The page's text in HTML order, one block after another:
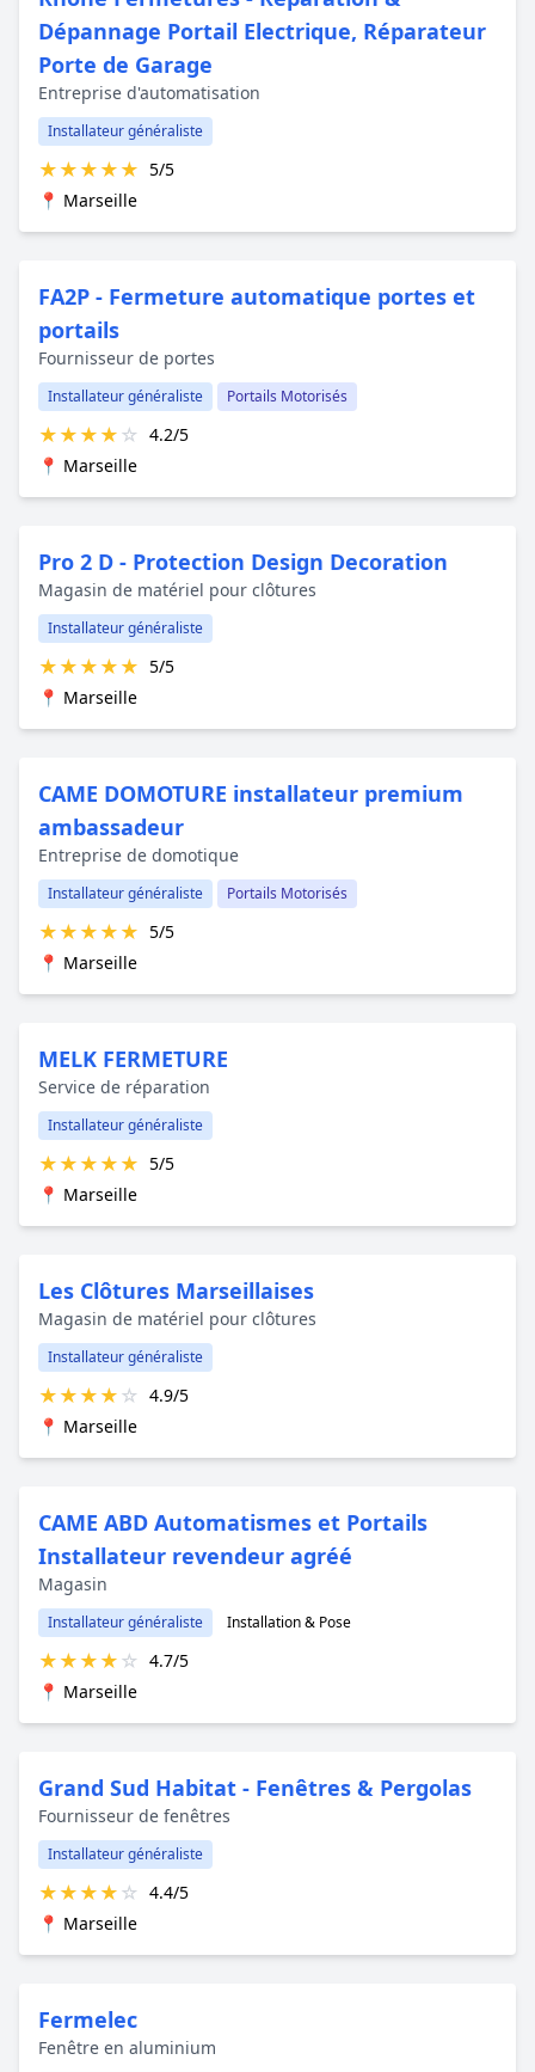
Dépannage Portail Electrique, Réparateur
Porte de Garage
Entreprise d'automatisation
Installateur généraliste
★★★★★ 5/5
📍 Marseille
FA2P - Fermeture automatique portes et
portails
Fournisseur de portes
Installateur généraliste Portails Motorisés
★★★★☆ 4.2/5
📍 Marseille
Pro 2 D - Protection Design Decoration
Magasin de matériel pour clôtures
Installateur généraliste
★★★★★ 5/5
📍 Marseille
CAME DOMOTURE installateur premium
ambassadeur
Entreprise de domotique
Installateur généraliste Portails Motorisés
★★★★★ 5/5
📍 Marseille
MELK FERMETURE
Service de réparation
Installateur généraliste
★★★★★ 5/5
📍 Marseille
Les Clôtures Marseillaises
Magasin de matériel pour clôtures
Installateur généraliste
★★★★☆ 4.9/5
📍 Marseille
CAME ABD Automatismes et Portails
Installateur revendeur agréé
Magasin
Installateur généraliste Installation & Pose
★★★★☆ 4.7/5
📍 Marseille
Grand Sud Habitat - Fenêtres & Pergolas
Fournisseur de fenêtres
Installateur généraliste
★★★★☆ 4.4/5
📍 Marseille
Fermelec
Fenêtre en aluminium